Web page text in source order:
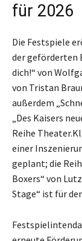
für 2026
Die Festspiele
der geförderten
dich!“ von
von Tristan
außerdem
„Des Kaisers
Reihe
einer
geplant; die
Boxers“ von
Stage“ ist für